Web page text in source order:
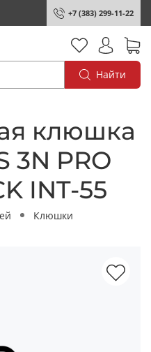
+7 (383) 299-11-22
Найти
клюшка
3N PRO
INT-55
Клюшки